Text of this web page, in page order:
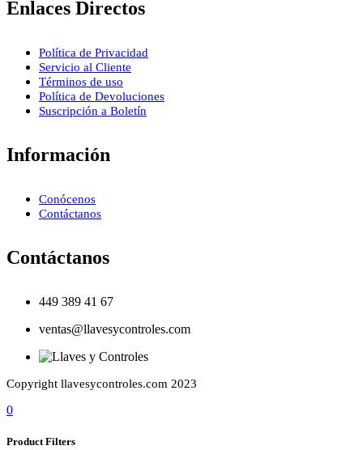
Enlaces Directos
Política de Privacidad
Servicio al Cliente
Términos de uso
Política de Devoluciones
Suscripción a Boletín
Información
Conócenos
Contáctanos
Contáctanos
449 389 41 67
ventas@llavesycontroles.com
Copyright llavesycontroles.com 2023
0
Product Filters